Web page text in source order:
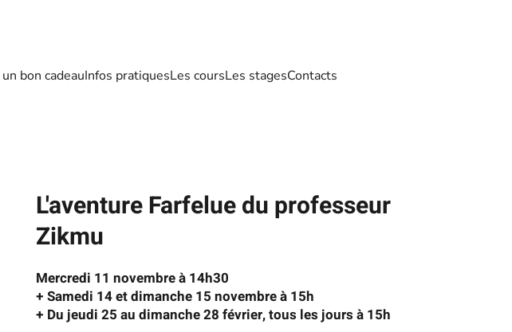
bon cadeauInfos pratiquesLes coursLes stagesContacts
L'aventure Farfelue du professeur
Zikmu
Mercredi 11 novembre à 14h30
+ Samedi 14 et dimanche 15 novembre à 15h
+ Du jeudi 25 au dimanche 28 février, tous les jours à 15h